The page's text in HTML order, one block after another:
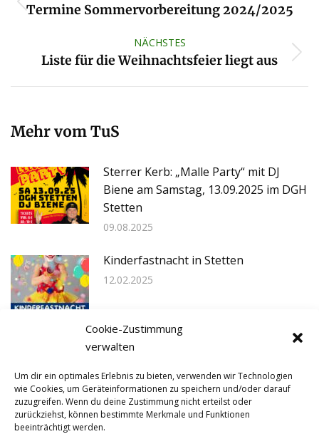
Cookie-Zustimmung
verwalten
Um dir ein optimales Erlebnis zu bieten, verwenden wir Technologien
wie Cookies, um Geräteinformationen zu speichern und/oder darauf
zuzugreifen. Wenn du deine Zustimmung nicht erteilst oder
zurückziehst, können bestimmte Merkmale und Funktionen
beeinträchtigt werden.
Vorheriger
Termine Sommervorbereitung 2024/2025
NÄCHSTES
Nächster
Liste für die Weihnachtsfeier liegt aus
Mehr vom TuS
Sterrer Kerb: „Malle Party“ mit DJ
Biene am Samstag, 13.09.2025 im DGH
Stetten
09.08.2025
Kinderfastnacht in Stetten
12.02.2025
Weihnachtsmarkt in Stetten